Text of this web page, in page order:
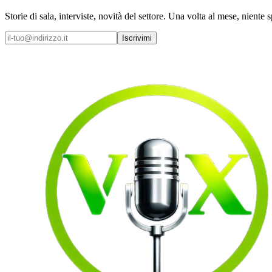
Storie di sala, interviste, novità del settore. Una volta al mese, niente
Iscrivimi